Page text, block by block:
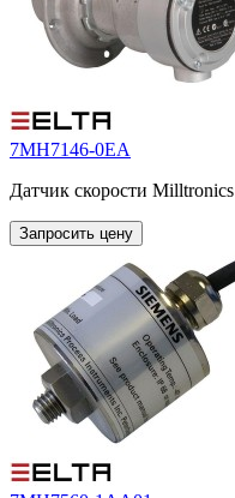
7MH7146-0EA
Датчик скорости Milltronics
Запросить цену